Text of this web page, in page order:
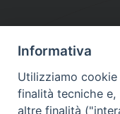
DIOCESI
Contatti:Tel.:
E-mail:
Informativa
Utilizziamo
finalità tecniche
altre finalità